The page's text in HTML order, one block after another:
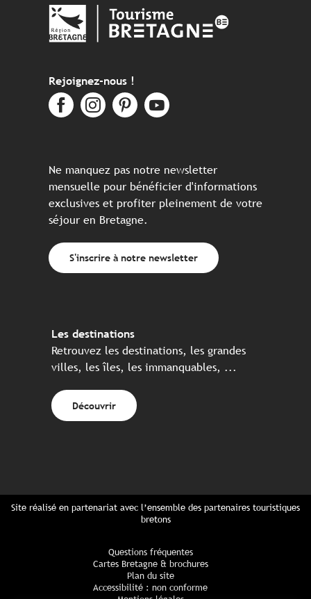
Rejoignez-nous !
Ne manquez pas notre newsletter
mensuelle pour bénéficier d'informations
exclusives et profiter pleinement de votre
séjour en Bretagne.
S'inscrire à notre newsletter
Les destinations
Retrouvez les destinations, les grandes
villes, les îles, les immanquables, ...
Découvrir
Site réalisé en partenariat avec l’ensemble des partenaires touristiques
bretons
Questions fréquentes
Cartes Bretagne & brochures
Plan du site
Accessibilité : non conforme